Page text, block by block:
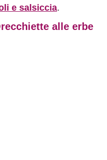
e salsiccia.
alle erbe